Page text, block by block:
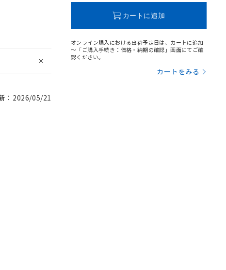
：2026/05/21
カートに追加
オンライン購入における出荷予定日は、カートに追加
～「ご購入手続き：価格・納期の確認」画面にてご確
認ください。
カートをみる